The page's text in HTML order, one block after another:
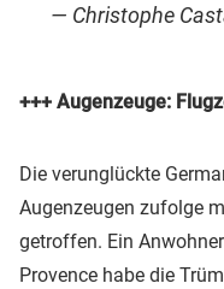
— Christophe
+++ Augenzeuge:
Die verunglückte
Augenzeugen zufolge
getroffen. Ein
Provence habe die